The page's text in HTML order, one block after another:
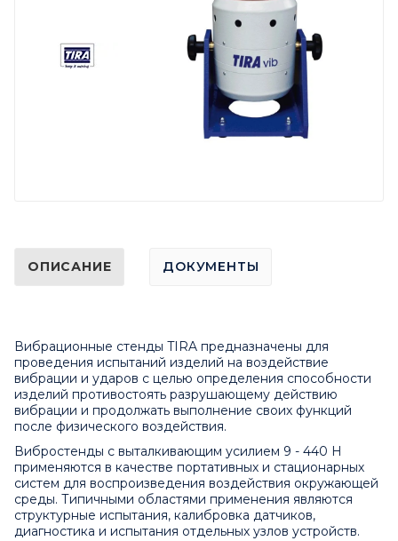
ОПИСАНИЕ ДОКУМЕНТЫ
Вибрационные стенды TIRA предназначены для
проведения испытаний изделий на воздействие
вибрации и ударов с целью определения способности
изделий противостоять разрушающему действию
вибрации и продолжать выполнение своих функций
после физического воздействия.
Вибростенды с выталкивающим усилием 9 - 440 Н
применяются в качестве портативных и стационарных
систем для воспроизведения воздействия окружающей
среды. Типичными областями применения являются
структурные испытания, калибровка датчиков,
диагностика и испытания отдельных узлов устройств.